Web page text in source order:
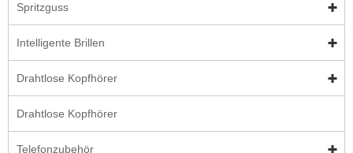
Spritzguss
Intelligente Brillen
Drahtlose Kopfhörer
Drahtlose Kopfhörer
Telefonzubehör